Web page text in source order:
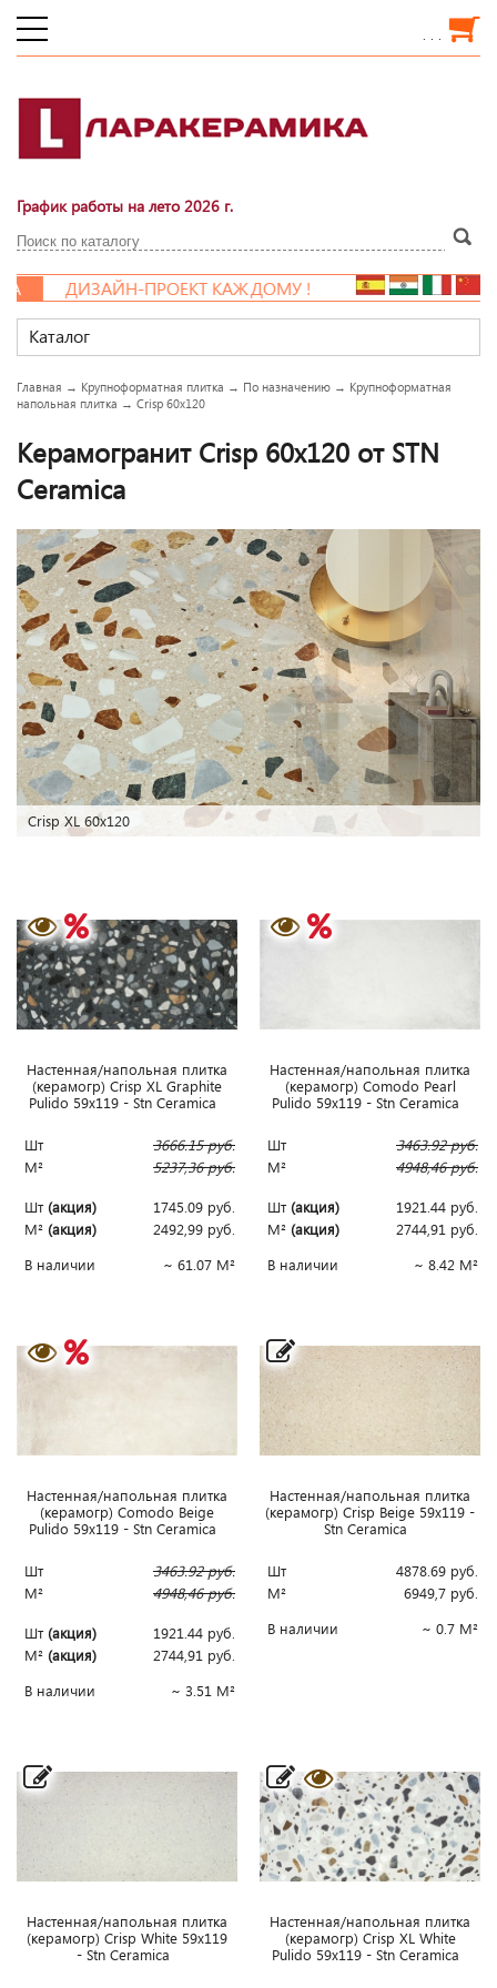
. . .
График работы на лето 2026 г.
ДИЗАЙН-ПРОЕКТ КАЖДОМУ !
Каталог
Главная → Крупноформатная плитка → По назначению → Крупноформатная
напольная плитка → Crisp 60x120
Керамогранит Crisp 60x120 от STN
Ceramica
Crisp XL 60x120
Наcтенная/напольная плитка
(керамогр) Crisp XL Graphite
Pulido 59x119 - Stn Ceramica
Шт 3666.15руб.
М²
5237,36руб.
Шт(акция) 1745.09 руб.
М² (акция) 2492,99 руб.
В наличии
~ 61.07 М²
Наcтенная/напольная плитка
(керамогр) Comodo Pearl
Pulido 59x119 - Stn Ceramica
Шт 3463.92руб.
М²
4948,46руб.
Шт(акция) 1921.44 руб.
М² (акция) 2744,91 руб.
В наличии
~ 8.42 М²
Наcтенная/напольная плитка
(керамогр) Comodo Beige
Pulido 59x119 - Stn Ceramica
Шт 3463.92руб.
М²
4948,46руб.
Шт(акция) 1921.44 руб.
М² (акция) 2744,91 руб.
В наличии
~ 3.51 М²
Наcтенная/напольная плитка
(керамогр) Crisp Beige 59x119 -
Stn Ceramica
Шт 4878.69 руб.
М²
6949,7 руб.
В наличии
~ 0.7 М²
Наcтенная/напольная плитка
(керамогр) Crisp White 59x119
- Stn Ceramica
Наcтенная/напольная плитка
(керамогр) Crisp XL White
Pulido 59x119 - Stn Ceramica